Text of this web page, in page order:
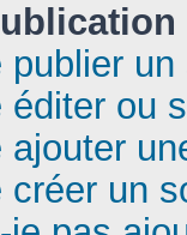
ou
un